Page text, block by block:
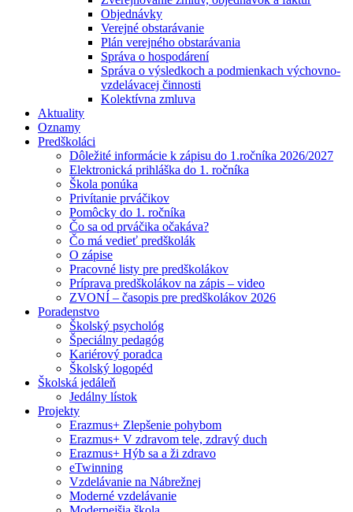
Objednávky
Verejné obstarávanie
Plán verejného obstarávania
Správa o hospodárení
Správa o výsledkoch a podmienkach výchovno-
vzdelávacej činnosti
Kolektívna zmluva
Aktuality
Oznamy
Predškoláci
Dôležité informácie k zápisu do 1.ročníka 2026/2027
Elektronická prihláška do 1. ročníka
Škola ponúka
Privítanie prváčikov
Pomôcky do 1. ročníka
Čo sa od prváčika očakáva?
Čo má vedieť predškolák
O zápise
Pracovné listy pre predškolákov
Príprava predškolákov na zápis – video
ZVONÍ – časopis pre predškolákov 2026
Poradenstvo
Školský psychológ
Špeciálny pedagóg
Kariérový poradca
Školský logopéd
Školská jedáleň
Jedálny lístok
Projekty
Erazmus+ Zlepšenie pohybom
Erazmus+ V zdravom tele, zdravý duch
Erazmus+ Hýb sa a ži zdravo
eTwinning
Vzdelávanie na Nábrežnej
Moderné vzdelávanie